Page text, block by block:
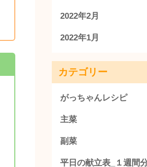
2022年2月
2022年1月
カテゴリー
がっちゃんレシピ
主菜
副菜
平日の献立表_１週間